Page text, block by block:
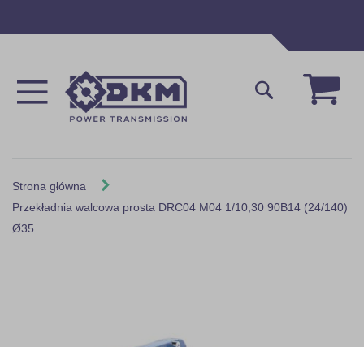
Mój
Szukaj
Strona główna
Przekładnia walcowa prosta DRC04 M04 1/10,30 90B14 (24/140)
Ø35